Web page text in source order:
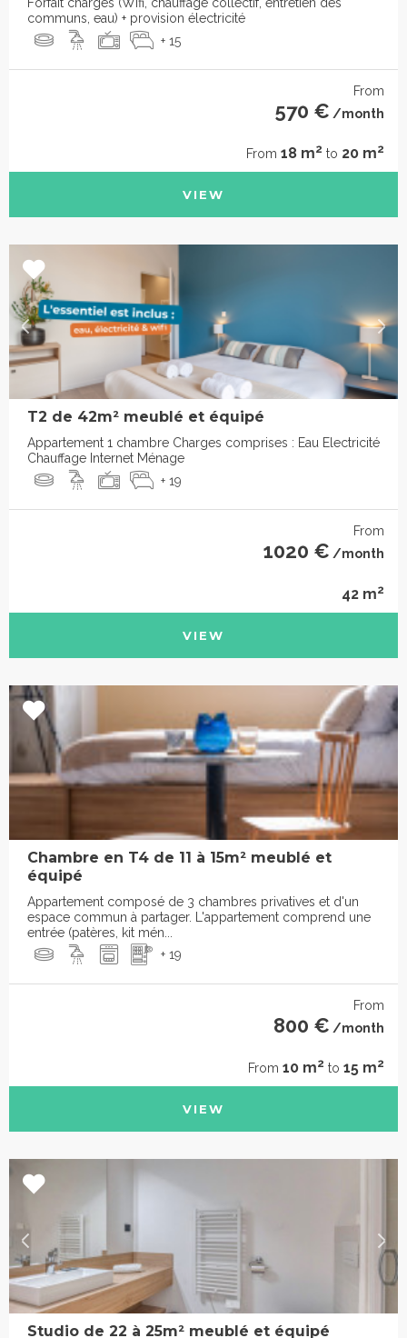
communs, eau) + provision électricité
+ 15
From
570 € /month
From 18 m2 to 20 m2
VIEW
T2 de 42m² meublé et équipé
Appartement 1 chambre Charges comprises : Eau Electricité
Chauffage Internet Ménage
+ 19
From
1020 € /month
42 m2
VIEW
Chambre en T4 de 11 à 15m² meublé et
équipé
Appartement composé de 3 chambres privatives et d'un
espace commun à partager. L'appartement comprend une
entrée (patères, kit mén...
+ 19
From
800 € /month
From 10 m2 to 15 m2
VIEW
Studio de 22 à 25m² meublé et équipé